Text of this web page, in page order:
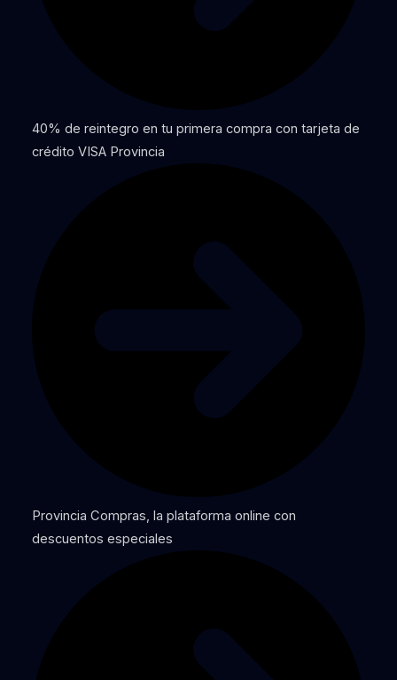
40% de reintegro en tu primera compra con tarjeta de
crédito VISA Provincia
Provincia Compras, la plataforma online con
descuentos especiales